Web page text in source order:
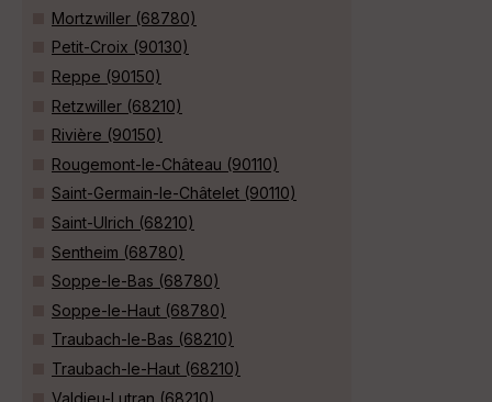
Mortzwiller (68780)
Petit-Croix (90130)
Reppe (90150)
Retzwiller (68210)
Rivière (90150)
Rougemont-le-Château (90110)
Saint-Germain-le-Châtelet (90110)
Saint-Ulrich (68210)
Sentheim (68780)
Soppe-le-Bas (68780)
Soppe-le-Haut (68780)
Traubach-le-Bas (68210)
Traubach-le-Haut (68210)
Valdieu-Lutran (68210)